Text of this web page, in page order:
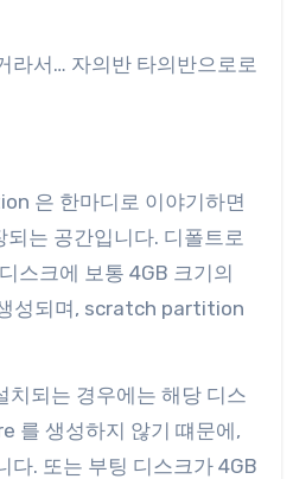
라서… 자의반 타의반으로로
은 한마디로 이야기하면
는 공간입니다. 디폴트로
스크에 보통 4GB 크기의
성되며, scratch partition
치되는 경우에는 해당 디스
를 생성하지 않기 떄문에,
다. 또는 부팅 디스크가 4GB